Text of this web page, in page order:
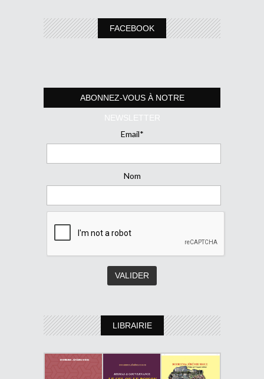
FACEBOOK
ABONNEZ-VOUS À NOTRE
NEWSLETTER
Email*
Nom
LIBRAIRIE